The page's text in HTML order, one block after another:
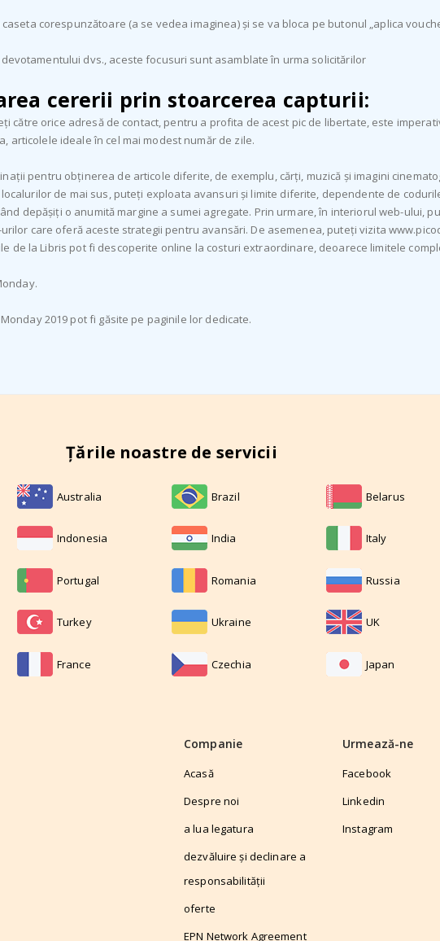
corespunzătoare (a se vedea imaginea) și se va bloca pe butonul „aplica
dvs., aceste focusuri sunt asamblate în urma solicitărilor
cererii prin stoarcerea capturii:
către orice adresă de contact, pentru a profita de acest pic de libertate, este
articolele ideale în cel mai modest număr de zile.
pentru obținerea de articole diferite, de exemplu, cărți, muzică și imagini
de mai sus, puteți exploata avansuri și limite diferite, dependente de
depășiți o anumită margine a sumei agregate. Prin urmare, în interiorul web-ului,
care oferă aceste strategii pentru avansări. De asemenea, puteți vizita
de la Libris pot fi descoperite online la costuri extraordinare, deoarece limitele
2019 pot fi găsite pe paginile lor dedicate.
Țările noastre de servicii
Australia Brazil Belarus
Indonesia India Italy
Portugal Romania Russia
Turkey Ukraine UK
France Czechia Japan
Companie
Acasă
Despre noi
a lua legatura
dezvăluire și declinare a
responsabilității
oferte
EPN Network Agreement
Urmează-ne
Facebook
Linkedin
Instagram